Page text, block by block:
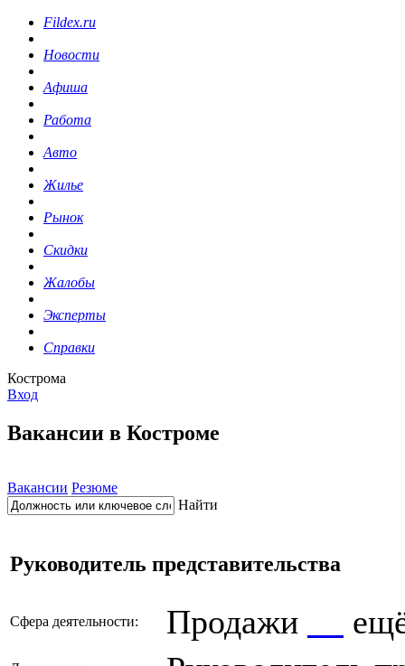
Fildex.ru
Новости
Афиша
Работа
Авто
Жилье
Рынок
Скидки
Жалобы
Эксперты
Справки
Кострома
Вход
Вакансии в Костроме
Вакансии Резюме
Найти
Руководитель представительства
Сфера деятельности: Продажи